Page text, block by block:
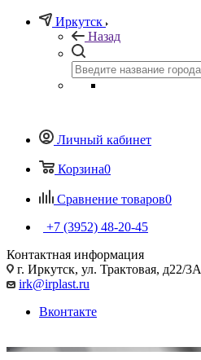
Иркутск
Назад
Личный кабинет
Корзина0
Сравнение товаров0
+7 (3952) 48-20-45
Контактная информация
г. Иркутск, ул. Трактовая, д22/3А
irk@irplast.ru
Вконтакте